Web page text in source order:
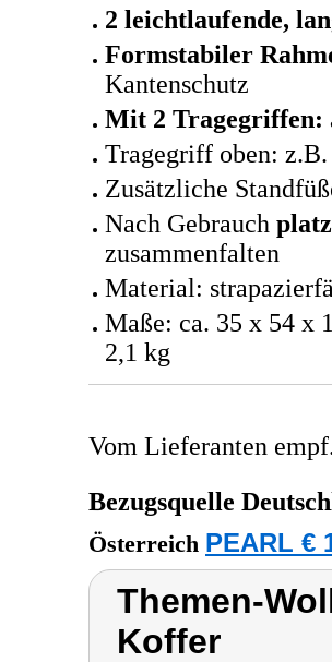
2 leichtlaufende,
Formstabiler
Kantenschutz
Mit 2 Tragegriffen:
Tragegriff oben: z.B.
Zusätzliche
Nach Gebrauch
zusammenfalten
Material:
Maße: ca. 35 x 54 x
2,1 kg
Vom Lieferanten
Bezugsquelle
Österreich PEARL €
Themen-
Koffer